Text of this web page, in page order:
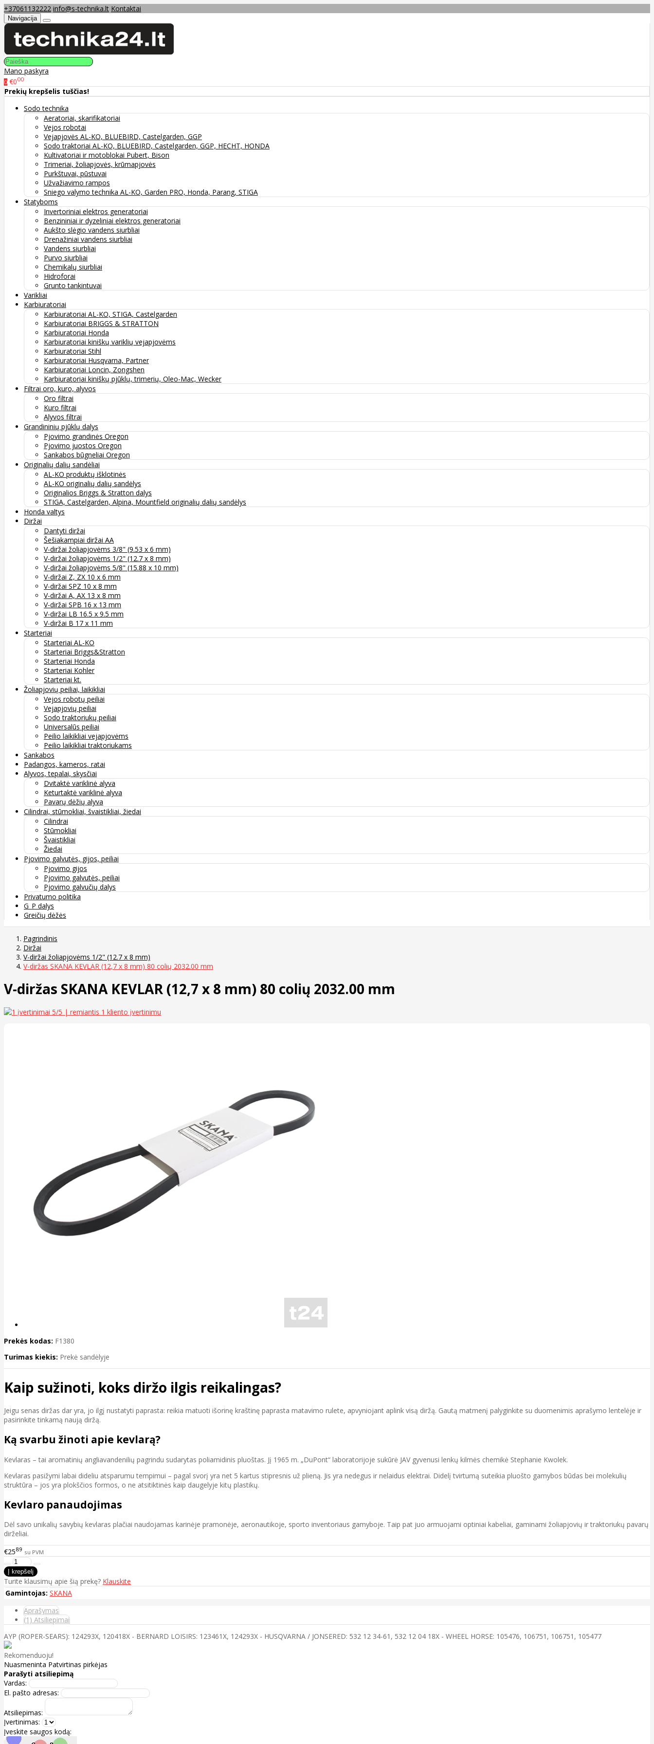
+37061132222 info@s-technika.lt Kontaktai
Navigacija
Mano paskyra
0 €000
Prekių krepšelis tuščias!
Sodo technika
Aeratoriai, skarifikatoriai
Vejos robotai
Vejapjovės AL-KO, BLUEBIRD, Castelgarden, GGP
Sodo traktoriai AL-KO, BLUEBIRD, Castelgarden, GGP, HECHT, HONDA
Kultivatoriai ir motoblokai Pubert, Bison
Trimeriai, žoliapjovės, krūmapjovės
Purkštuvai, pūstuvai
Užvažiavimo rampos
Sniego valymo technika AL-KO, Garden PRO, Honda, Parang, STIGA
Statyboms
Invertoriniai elektros generatoriai
Benzininiai ir dyzeliniai elektros generatoriai
Aukšto slėgio vandens siurbliai
Drenažiniai vandens siurbliai
Vandens siurbliai
Purvo siurbliai
Chemikalų siurbliai
Hidroforai
Grunto tankintuvai
Varikliai
Karbiuratoriai
Karbiuratoriai AL-KO, STIGA, Castelgarden
Karbiuratoriai BRIGGS & STRATTON
Karbiuratoriai Honda
Karbiuratoriai kiniškų variklių vejapjovėms
Karbiuratoriai Stihl
Karbiuratoriai Husqvarna, Partner
Karbiuratoriai Loncin, Zongshen
Karbiuratoriai kiniškų pjūklų, trimerių, Oleo-Mac, Wecker
Filtrai oro, kuro, alyvos
Oro filtrai
Kuro filtrai
Alyvos filtrai
Grandininių pjūklų dalys
Pjovimo grandinės Oregon
Pjovimo juostos Oregon
Sankabos būgneliai Oregon
Originalių dalių sandėliai
AL-KO produktų išklotinės
AL-KO originalių dalių sandėlys
Originalios Briggs & Stratton dalys
STIGA, Castelgarden, Alpina, Mountfield originalių dalių sandėlys
Honda valtys
Diržai
Dantyti diržai
Šešiakampiai diržai AA
V-diržai žoliapjovėms 3/8" (9.53 x 6 mm)
V-diržai žoliapjovėms 1/2" (12.7 x 8 mm)
V-diržai žoliapjovėms 5/8" (15.88 x 10 mm)
V-diržai Z, ZX 10 x 6 mm
V-diržai SPZ 10 x 8 mm
V-diržai A, AX 13 x 8 mm
V-diržai SPB 16 x 13 mm
V-diržai LB 16.5 x 9.5 mm
V-diržai B 17 x 11 mm
Starteriai
Starteriai AL-KO
Starteriai Briggs&Stratton
Starteriai Honda
Starteriai Kohler
Starteriai kt.
Žoliapjovių peiliai, laikikliai
Vejos robotų peiliai
Vejapjovių peiliai
Sodo traktoriukų peiliai
Universalūs peiliai
Peilio laikikliai vejapjovėms
Peilio laikikliai traktoriukams
Sankabos
Padangos, kameros, ratai
Alyvos, tepalai, skysčiai
Dvitaktė variklinė alyva
Keturtaktė variklinė alyva
Pavarų dėžių alyva
Cilindrai, stūmokliai, švaistikliai, žiedai
Cilindrai
Stūmokliai
Švaistikliai
Žiedai
Pjovimo galvutės, gijos, peiliai
Pjovimo gijos
Pjovimo galvutės, peiliai
Pjovimo galvučių dalys
Privatumo politika
G_P dalys
Greičių dėžės
Pagrindinis
Diržai
V-diržai žoliapjovėms 1/2" (12.7 x 8 mm)
V-diržas SKANA KEVLAR (12,7 x 8 mm) 80 colių 2032.00 mm
V-diržas SKANA KEVLAR (12,7 x 8 mm) 80 colių 2032.00 mm
5/5 | remiantis 1 kliento įvertinimu
Prekės kodas: F1380
Turimas kiekis: Prekė sandėlyje
Kaip sužinoti, koks diržo ilgis reikalingas?
Jeigu senas diržas dar yra, jo ilgį nustatyti paprasta: reikia matuoti išorinę kraštinę paprasta matavimo rulete, apvyniojant aplink visą diržą. Gautą matmenį palyginkite su duomenimis aprašymo lentelėje ir
pasirinkite tinkamą naują diržą.
Ką svarbu žinoti apie kevlarą?
Kevlaras – tai aromatinių angliavandenilių pagrindu sudarytas poliamidinis pluoštas. Jį 1965 m. „DuPont“ laboratorijoje sukūrė JAV gyvenusi lenkų kilmės chemikė Stephanie Kwolek.
Kevlaras pasižymi labai dideliu atsparumu tempimui – pagal svorį yra net 5 kartus stipresnis už plieną. Jis yra nedegus ir nelaidus elektrai. Didelį tvirtumą suteikia pluošto gamybos būdas bei molekulių
struktūra – jos yra plokščios formos, o ne atsitiktinės kaip daugelyje kitų plastikų.
Kevlaro panaudojimas
Dėl savo unikalių savybių kevlaras plačiai naudojamas karinėje pramonėje, aeronautikoje, sporto inventoriaus gamyboje. Taip pat juo armuojami optiniai kabeliai, gaminami žoliapjovių ir traktoriukų pavarų
dirželiai.
€2589 su PVM
Turite klausimų apie šią prekę? Klauskite
Gamintojas: SKANA
Aprašymas
(1) Atsiliepimai
AYP (ROPER-SEARS): 124293X, 120418X - BERNARD LOISIRS: 123461X, 124293X - HUSQVARNA / JONSERED: 532 12 34-61, 532 12 04 18X - WHEEL HORSE: 105476, 106751, 106751, 105477
Rekomenduoju!
Nuasmeninta Patvirtinas pirkėjas
Parašyti atsiliepimą
Vardas:
El. pašto adresas:
Atsiliepimas:
Įvertinimas:
Įveskite saugos kodą: